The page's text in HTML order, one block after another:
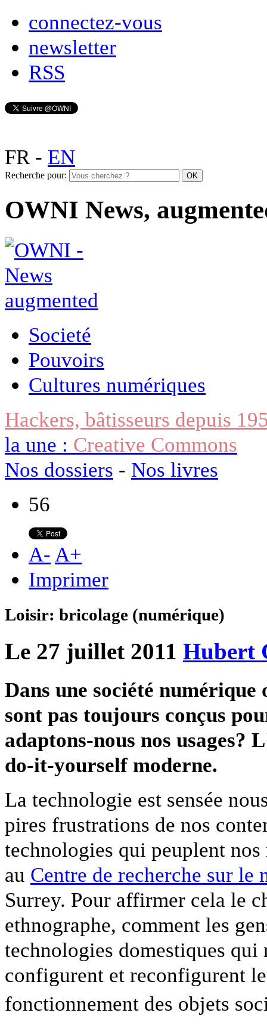
connectez-vous
newsletter
RSS
FR- EN
Recherche pour:
OWNI News,
Societé
Pouvoirs
Cultures numériques
Hackers, bâtisseurs depuis
la une : Creative Commons
Nos dossiers - Nos livres
56
A- A+
Imprimer
Loisir: bricolage (numérique)
Le 27 juillet 2011 Hubert
Dans une société numérique
sont pas toujours conçus
adaptons-nous nos usages?
do-it-yourself moderne.
La technologie est sensée
pires frustrations de nos
technologies qui peuplent
au Centre de recherche sur le
Surrey. Pour affirmer cela le
ethnographe, comment les
technologies domestiques
configurent et reconfigurent
fonctionnement des objets